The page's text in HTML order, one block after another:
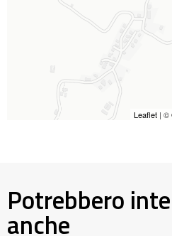
Leaflet | ©
Potrebbero
anche